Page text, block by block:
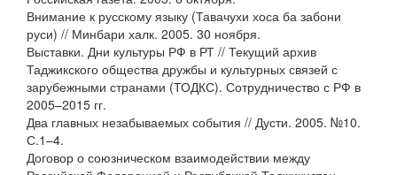
Внимание к русскому языку (Тавачухи хоса ба забони
руси) // Минбари халк. 2005. 30 ноября.
Выставки. Дни культуры РФ в РТ // Текущий архив
Таджикского общества дружбы и культурных связей с
зарубежными странами (ТОДКС). Сотрудничество с РФ в
2005–2015 гг.
Два главных незабываемых события // Дусти. 2005. №10.
С.1–4.
Договор о союзническом взаимодействии между